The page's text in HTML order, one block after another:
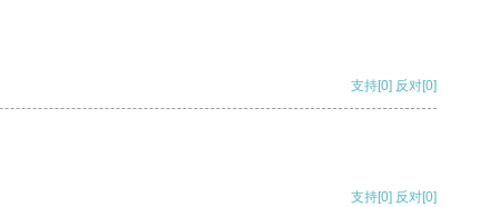
支持[0] 反对[0]
支持[0] 反对[0]